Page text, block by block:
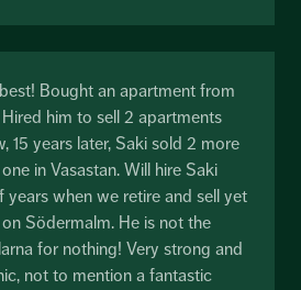
Bought an apartment from
him to sell 2 apartments
15 years later, Saki sold 2 more
in Vasastan. Will hire Saki
years when we retire and sell yet
Södermalm. He is not the
for nothing! Very strong and
not to mention a fantastic